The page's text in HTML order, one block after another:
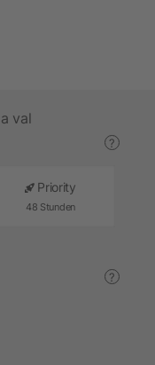
val
?
Priority
48 Stunden
?